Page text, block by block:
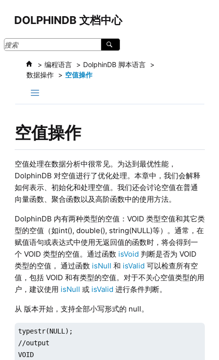
DOLPHINDB 文档中心
编程语言
DolphinDB 脚本语言
数据操作
空值操作
空值操作
空值处理在数据分析中很常见。为达到最优性能，
DolphinDB 对空值进行了优化处理。本章中，我们会解释
如何表示、初始化和处理空值。我们还会讨论空值在普通
向量函数、聚合函数以及高阶函数中的使用方法。
DolphinDB 内有两种类型的空值：VOID 类型空值和其它类
型的空值（如int(), double(), string(NULL)等）。通常，在
赋值语句或表达式中使用无返回值的函数时，将会得到一
个 VOID 类型的空值。通过函数 isVoid 判断是否为 VOID
类型的空值， 通过函数 isNull 和 isValid 可以检查所有空
值，包括 VOID 和有类型的空值。对于不关心空值类型的用
户，建议使用 isNull 或 isValid 进行条件判断。
从 版本开始，支持全部小写形式的 null。
typestr(NULL);
//output
VOID